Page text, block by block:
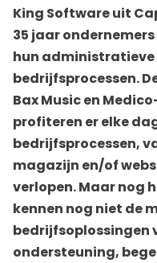
King Software uit
35 jaar
hun administratieve
bedrijfsprocessen.
Bax Music en
profiteren er elke
bedrijfsprocessen,
magazijn en/of
verlopen. Maar nog
kennen nog niet de
bedrijfsoplossingen
ondersteuning,